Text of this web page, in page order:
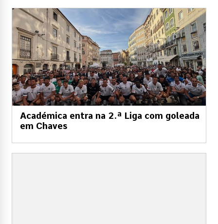
Académica entra na 2.ª Liga com goleada
em Chaves